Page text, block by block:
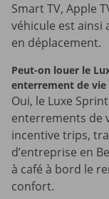
Smart TV, Apple
véhicule est
en déplacement.
Peut-on louer le
enterrement de vie
Oui, le Luxe
enterrements de
incentive trips,
d’entreprise en
à café à bord le
confort.